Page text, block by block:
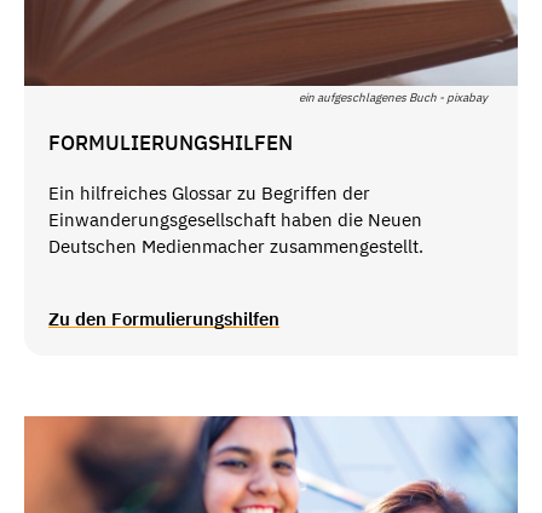
ein aufgeschlagenes Buch - pixabay
FORMULIERUNGSHILFEN
Ein hilfreiches Glossar zu Begriffen der
Einwanderungsgesellschaft haben die Neuen
Deutschen Medienmacher zusammengestellt.
Zu den Formulierungshilfen